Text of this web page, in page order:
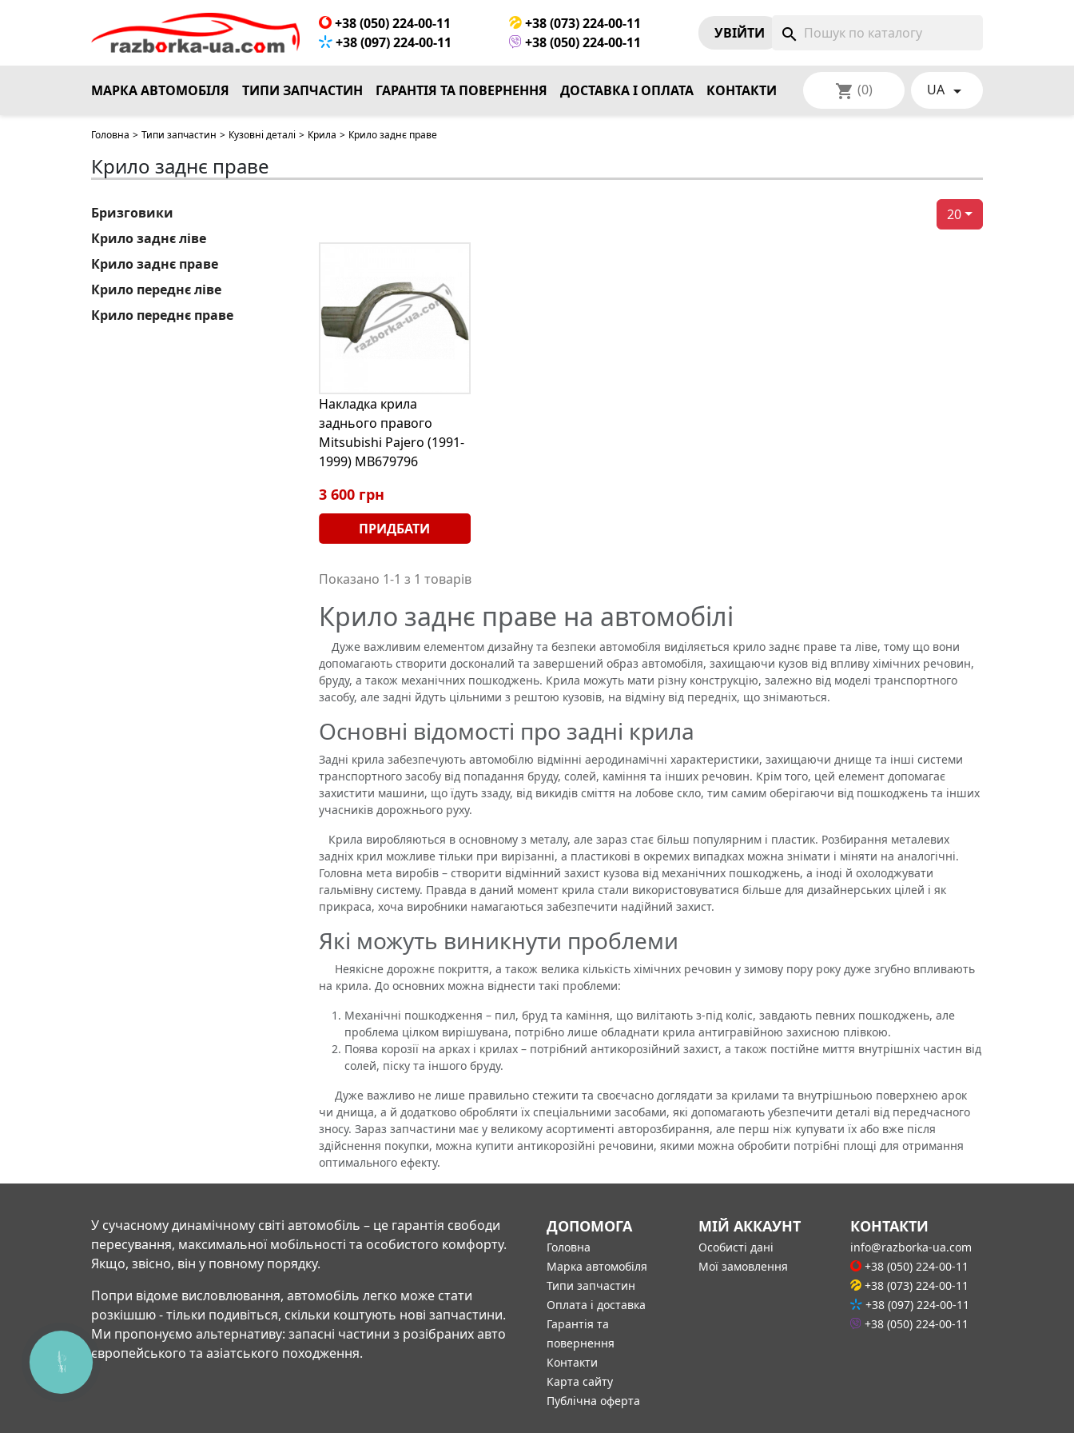
+38 (050) 224-00-11
+38 (073) 224-00-11
+38 (097) 224-00-11
+38 (050) 224-00-11
УВIЙТИ search
МАРКА АВТОМОБІЛЯ ТИПИ ЗАПЧАСТИН ГАРАНТІЯ ТА ПОВЕРНЕННЯ ДОСТАВКА І ОПЛАТА КОНТАКТИ shopping_cart (0) UA 
Головна > Типи запчастин > Кузовні деталі > Крила > Крило заднє праве
Крило заднє праве
Бризговики
Крило заднє ліве
Крило заднє праве
Крило переднє ліве
Крило переднє праве
20
Накладка крила
заднього правого
Mitsubishi Pajero (1991-
1999) MB679796
3 600 грн
ПРИДБАТИ
Показано 1-1 з 1 товарів
Крило заднє праве на автомобілі
Дуже важливим елементом дизайну та безпеки автомобіля виділяється крило заднє праве та ліве, тому що вони
допомагають створити досконалий та завершений образ автомобіля, захищаючи кузов від впливу хімічних речовин,
бруду, а також механічних пошкоджень. Крила можуть мати різну конструкцію, залежно від моделі транспортного
засобу, але задні йдуть цільними з рештою кузовів, на відміну від передніх, що знімаються.
Основні відомості про задні крила
Задні крила забезпечують автомобілю відмінні аеродинамічні характеристики, захищаючи днище та інші системи
транспортного засобу від попадання бруду, солей, каміння та інших речовин. Крім того, цей елемент допомагає
захистити машини, що їдуть ззаду, від викидів сміття на лобове скло, тим самим оберігаючи від пошкоджень та інших
учасників дорожнього руху.
Крила виробляються в основному з металу, але зараз стає більш популярним і пластик. Розбирання металевих
задніх крил можливе тільки при вирізанні, а пластикові в окремих випадках можна знімати і міняти на аналогічні.
Головна мета виробів – створити відмінний захист кузова від механічних пошкоджень, а іноді й охолоджувати
гальмівну систему. Правда в даний момент крила стали використовуватися більше для дизайнерських цілей і як
прикраса, хоча виробники намагаються забезпечити надійний захист.
Які можуть виникнути проблеми
Неякісне дорожнє покриття, а також велика кількість хімічних речовин у зимову пору року дуже згубно впливають
на крила. До основних можна віднести такі проблеми:
Механічні пошкодження – пил, бруд та каміння, що вилітають з-під коліс, завдають певних пошкоджень, але
проблема цілком вирішувана, потрібно лише обладнати крила антигравійною захисною плівкою.
Поява корозії на арках і крилах – потрібний антикорозійний захист, а також постійне миття внутрішніх частин від
солей, піску та іншого бруду.
Дуже важливо не лише правильно стежити та своєчасно доглядати за крилами та внутрішньою поверхнею арок
чи днища, а й додатково обробляти їх спеціальними засобами, які допомагають убезпечити деталі від передчасного
зносу. Зараз запчастини має у великому асортименті авторозбирання, але перш ніж купувати їх або вже після
здійснення покупки, можна купити антикорозійні речовини, якими можна обробити потрібні площі для отримання
оптимального ефекту.
У сучасному динамічному світі автомобіль – це гарантія свободи
пересування, максимальної мобільності та особистого комфорту.
Якщо, звісно, він у повному порядку.
Попри відоме висловлювання, автомобіль легко може стати
розкішшю - тільки подивіться, скільки коштують нові запчастини.
Ми пропонуємо альтернативу: запасні частини з розібраних авто
європейського та азіатського походження.
ДОПОМОГА
Головна
Марка автомобіля
Типи запчастин
Оплата і доставка
Гарантія та
повернення
Контакти
Карта сайту
Публічна оферта
МІЙ АККАУНТ
Особисті дані
Мої замовлення
КОНТАКТИ
info@razborka-ua.com
+38 (050) 224-00-11
+38 (073) 224-00-11
+38 (097) 224-00-11
+38 (050) 224-00-11
КНОПКА
СВЯЗИ